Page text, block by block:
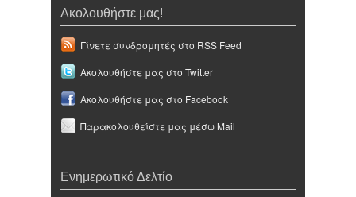
Ακολουθήστε μας!
Γίνετε συνδρομητές στο RSS Feed
Ακολουθήστε μας στο Twitter
Ακολουθήστε μας στο Facebook
Παρακολουθείστε μας μέσω Mail
Ενημερωτικό Δελτίο